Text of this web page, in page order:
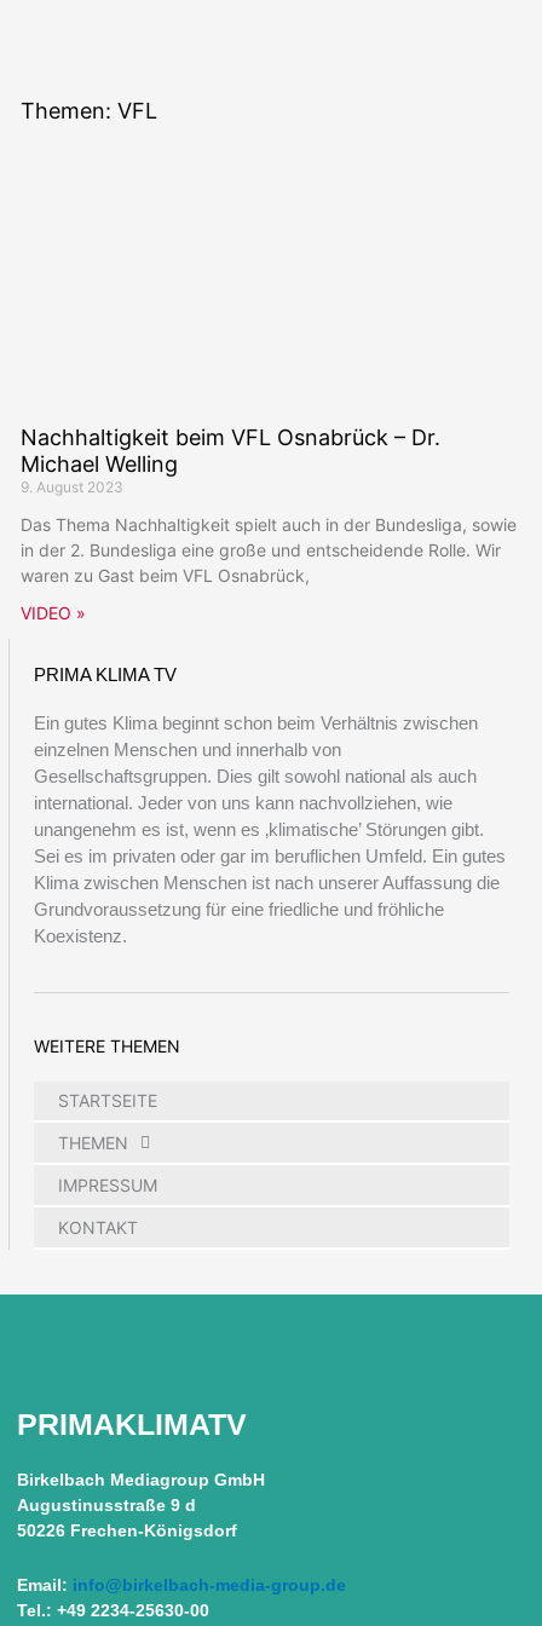
Themen: VFL
Nachhaltigkeit beim VFL Osnabrück – Dr.
Michael Welling
9. August 2023
Das Thema Nachhaltigkeit spielt auch in der Bundesliga, sowie
in der 2. Bundesliga eine große und entscheidende Rolle. Wir
waren zu Gast beim VFL Osnabrück,
VIDEO »
PRIMA KLIMA TV
Ein gutes Klima beginnt schon beim Verhältnis zwischen
einzelnen Menschen und innerhalb von
Gesellschaftsgruppen. Dies gilt sowohl national als auch
international. Jeder von uns kann nachvollziehen, wie
unangenehm es ist, wenn es ‚klimatische’ Störungen gibt.
Sei es im privaten oder gar im beruflichen Umfeld. Ein gutes
Klima zwischen Menschen ist nach unserer Auffassung die
Grundvoraussetzung für eine friedliche und fröhliche
Koexistenz.
WEITERE THEMEN
STARTSEITE
THEMEN
IMPRESSUM
KONTAKT
PRIMAKLIMATV
Birkelbach Mediagroup GmbH
Augustinusstraße 9 d
50226 Frechen-Königsdorf
Email: info@birkelbach-media-group.de
Tel.: +49 2234-25630-00